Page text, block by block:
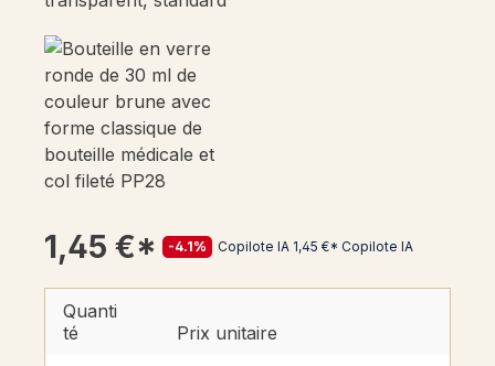
1,45 €* -4.1% Copilote IA 1,45 €* Copilote IA
Quanti
té
Prix unitaire